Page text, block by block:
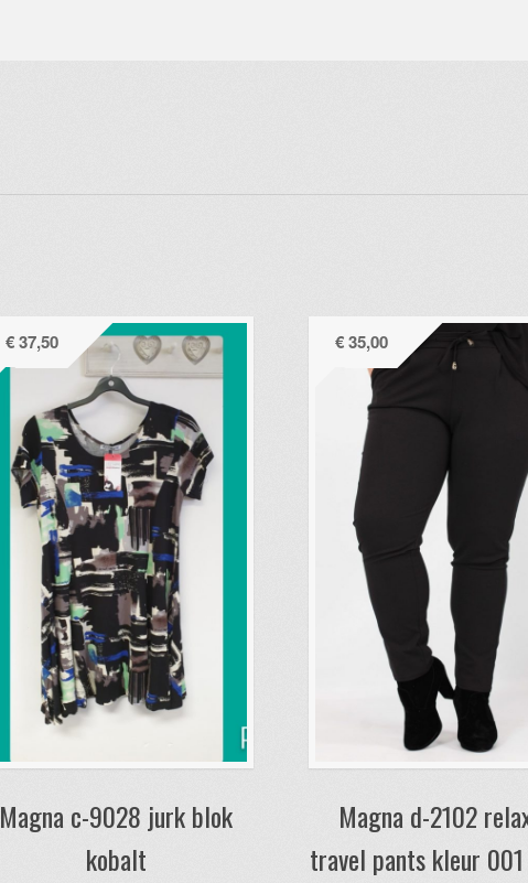
Magna c-9028 jurk blok
kobalt
€37,50
Magna d-2102
travel pants kleur
€35,00